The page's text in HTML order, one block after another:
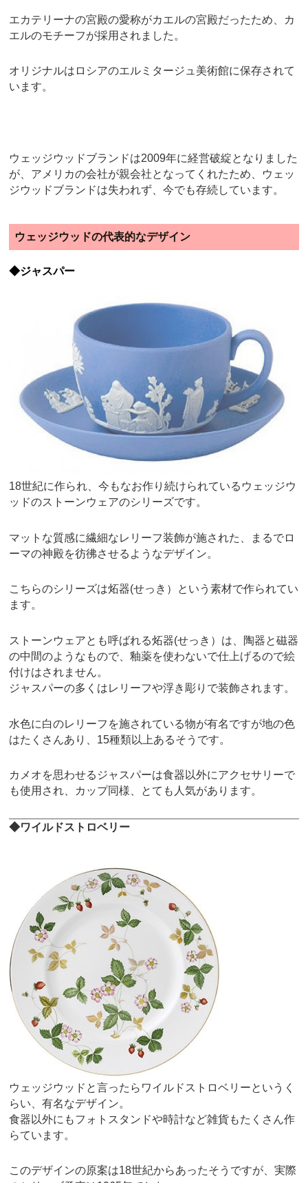
エカテリーナの宮殿の愛称がカエルの宮殿だったため、カ
エルのモチーフが採用されました。
オリジナルはロシアのエルミタージュ美術館に保存されて
います。
ウェッジウッドブランドは2009年に経営破綻となりました
が、アメリカの会社が親会社となってくれたため、ウェッ
ジウッドブランドは失われず、今でも存続しています。
ウェッジウッドの代表的なデザイン
◆ジャスパー
18世紀に作られ、今もなお作り続けられているウェッジウ
ッドのストーンウェアのシリーズです。
マットな質感に繊細なレリーフ装飾が施された、まるでロ
ーマの神殿を彷彿させるようなデザイン。
こちらのシリーズは炻器(せっき）という素材で作られてい
ます。
ストーンウェアとも呼ばれる炻器(せっき）は、陶器と磁器
の中間のようなもので、釉薬を使わないで仕上げるので絵
付けはされません。
ジャスパーの多くはレリーフや浮き彫りで装飾されます。
水色に白のレリーフを施されている物が有名ですが地の色
はたくさんあり、15種類以上あるそうです。
カメオを思わせるジャスパーは食器以外にアクセサリーで
も使用され、カップ同様、とても人気があります。
◆ワイルドストロベリー
ウェッジウッドと言ったらワイルドストロベリーというく
らい、有名なデザイン。
食器以外にもフォトスタンドや時計など雑貨もたくさん作
らています。
このデザインの原案は18世紀からあったそうですが、実際